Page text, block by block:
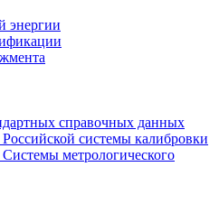
энергии
справочных данных
системы калибровки
метрологического